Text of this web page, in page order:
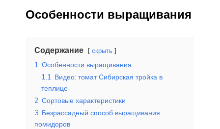
Особенности выращивания
Содержание скрыть
1 Особенности выращивания
1.1 Видео: томат Сибирская тройка в
теплице
2 Сортовые характеристики
3 Безрассадный способ выращивания
помидоров